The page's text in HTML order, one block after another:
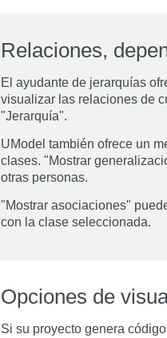
Relaciones,
El ayudante de jerarquías
visualizar las relaciones de
"Jerarquía".
UModel también ofrece un
clases. "Mostrar
otras personas.
"Mostrar asociaciones"
con la clase seleccionada.
Opciones de
Si su proyecto genera